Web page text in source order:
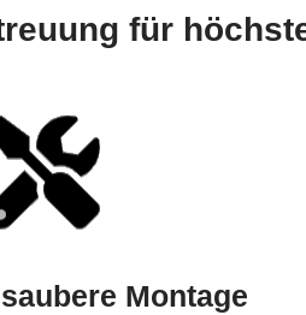
für
Montage